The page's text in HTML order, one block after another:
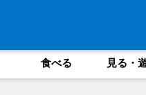
食べる 見る・